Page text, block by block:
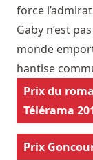
force
Gaby n’est
monde
hantise
Prix du
Télérama
Prix